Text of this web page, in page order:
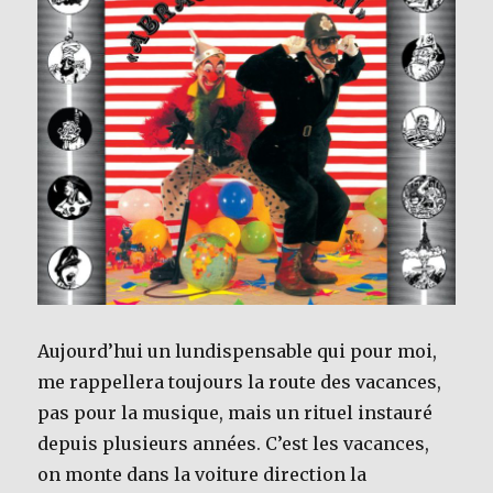
Aujourd’hui un lundispensable qui pour moi,
me rappellera toujours la route des vacances,
pas pour la musique, mais un rituel instauré
depuis plusieurs années. C’est les vacances,
on monte dans la voiture direction la